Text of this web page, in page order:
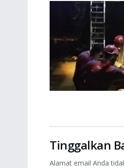
Tinggalkan
Alamat email Anda